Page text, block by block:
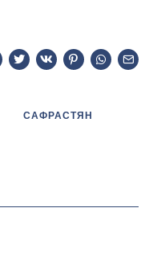
САФРАСТЯН